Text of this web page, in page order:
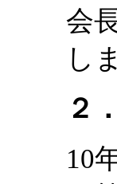
会
し
２
10